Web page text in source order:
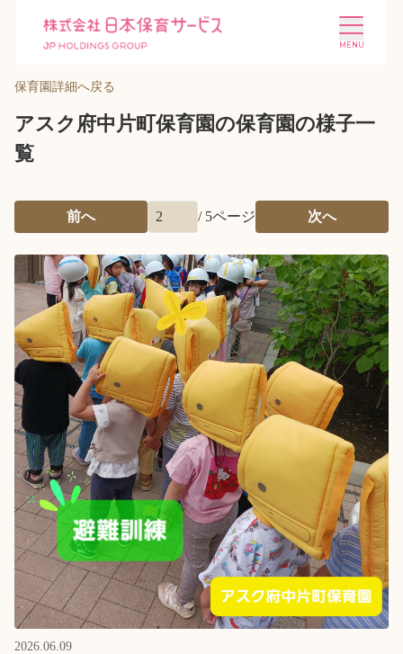
施設を探す 選ばれる理由
会社概要 ニュース
投資家情報 採用情報
Language
ホーム
利用者の声
プライバシーポリシー
保育園詳細へ戻る
アスク府中片町保育園の保育園の様子一
覧
前へ / 5ページ 次へ
2026.06.09